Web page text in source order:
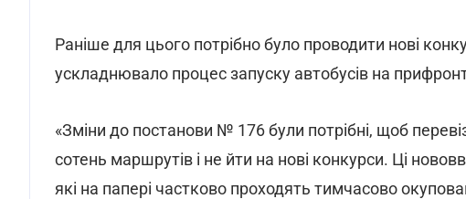
Раніше для цього потрібно було проводити нові
ускладнювало процес запуску автобусів на
«Зміни до постанови № 176 були потрібні, щоб
сотень маршрутів і не йти на нові конкурси. Ці
які на папері частково проходять тимчасово